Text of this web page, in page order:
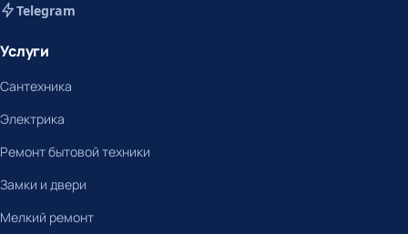
Telegram
Услуги
Сантехника
Электрика
Ремонт бытовой техники
Замки и двери
Мелкий ремонт